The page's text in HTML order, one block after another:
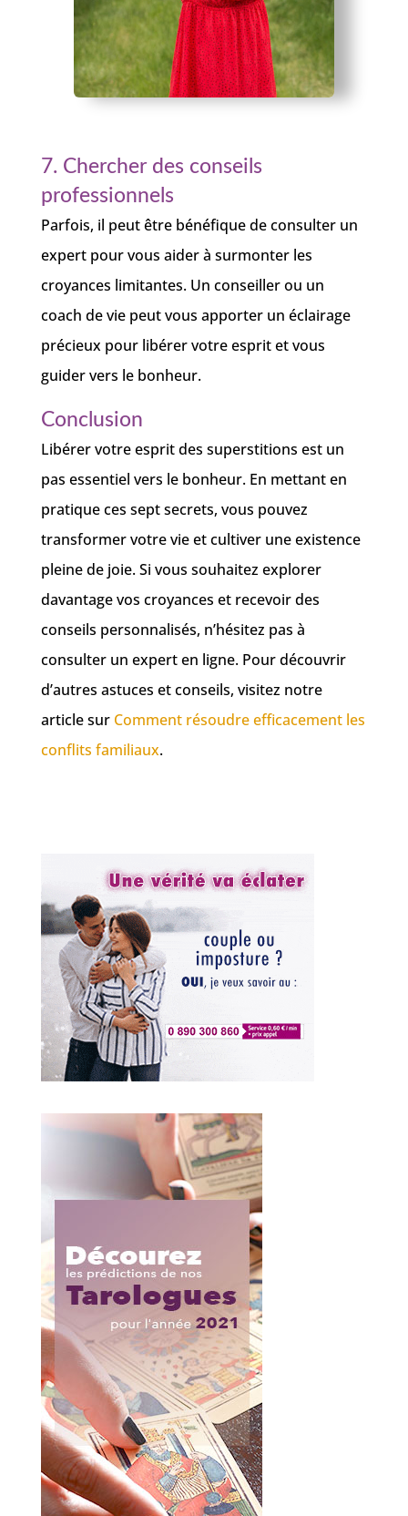
7. Chercher des conseils
professionnels
Parfois, il peut être bénéfique de consulter un
expert pour vous aider à surmonter les
croyances limitantes. Un conseiller ou un
coach de vie peut vous apporter un éclairage
précieux pour libérer votre esprit et vous
guider vers le bonheur.
Conclusion
Libérer votre esprit des superstitions est un
pas essentiel vers le bonheur. En mettant en
pratique ces sept secrets, vous pouvez
transformer votre vie et cultiver une existence
pleine de joie. Si vous souhaitez explorer
davantage vos croyances et recevoir des
conseils personnalisés, n’hésitez pas à
consulter un expert en ligne. Pour découvrir
d’autres astuces et conseils, visitez notre
article sur Comment résoudre efficacement les
conflits familiaux.